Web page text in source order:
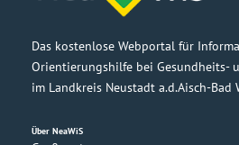
Das kostenlose Webportal für
Orientierungshilfe bei Gesundheits-
im Landkreis Neustadt a.d.Aisch-Bad
Über NeaWiS